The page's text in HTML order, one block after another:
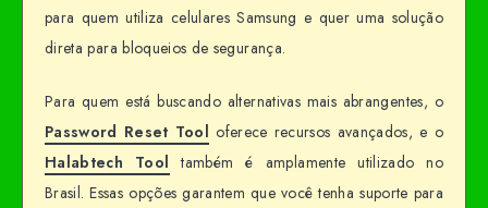
para quem utiliza celulares Samsung e quer uma solução
direta para bloqueios de segurança.
Para quem está buscando alternativas mais abrangentes, o
Password Reset Tool oferece recursos avançados, e o
Halabtech Tool também é amplamente utilizado no
Brasil. Essas opções garantem que você tenha suporte para